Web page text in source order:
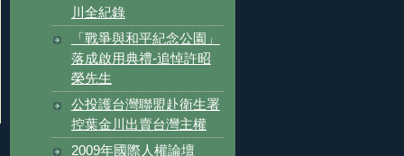
川全紀錄
「戰爭與和平紀念公園」
落成啟用典禮-追悼許昭
榮先生
公投護台灣聯盟赴衛生署
控葉金川出賣台灣主權
2009年國際人權論壇